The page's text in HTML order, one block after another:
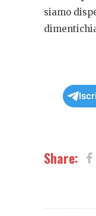
siamo
Share: